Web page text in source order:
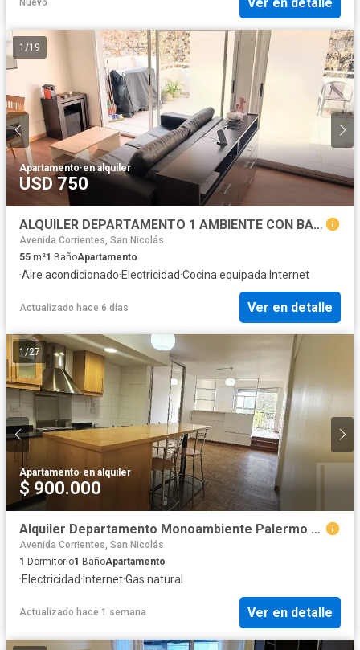
Nuevo
1 /19
Apartamento·en alquiler
USD 750
ALQUILER DEPARTAMENTO 1 AMBIENTE CON BALCON TERRAZA Y PARRILLA EN PALERMO
Avenida Corrientes, San Nicolás
55 m²1 BañoApartamento
·Aire acondicionado·Electricidad·Cocina equipada· Internet
Actualizado hace 6 días Ver en detalle
1 /27
Apartamento·en alquiler
$ 900.000
Alquiler Departamento Monoambiente Palermo Nuevo
Avenida Corrientes, San Nicolás
1 Dormitorio1 BañoApartamento
·Electricidad· Internet·Gas natural
Actualizado hace 1 semana Ver en detalle